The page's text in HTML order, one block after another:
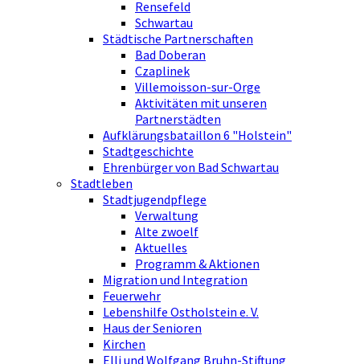
Rensefeld
Schwartau
Städtische Partnerschaften
Bad Doberan
Czaplinek
Villemoisson-sur-Orge
Aktivitäten mit unseren
Partnerstädten
Aufklärungsbataillon 6 "Holstein"
Stadtgeschichte
Ehrenbürger von Bad Schwartau
Stadtleben
Stadtjugendpflege
Verwaltung
Alte zwoelf
Aktuelles
Programm & Aktionen
Migration und Integration
Feuerwehr
Lebenshilfe Ostholstein e. V.
Haus der Senioren
Kirchen
Elli und Wolfgang Bruhn-Stiftung